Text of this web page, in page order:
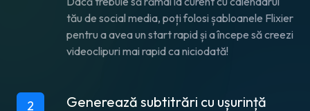
tău de social media, poți folosi șabloanele Flixier
pentru a avea un start rapid și a începe să creezi
videoclipuri mai rapid ca niciodată!
2 Generează subtitrări cu ușurință